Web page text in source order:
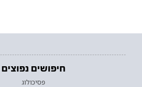
חיפושים נפוצים
פסיכולוג